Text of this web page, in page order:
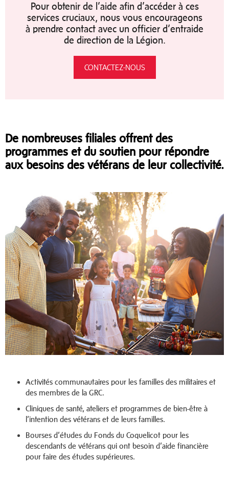
Pour obtenir de l’aide afin d’accéder à ces
services cruciaux, nous vous encourageons
à prendre contact avec un officier d’entraide
de direction de la Légion.
CONTACTEZ-NOUS
De nombreuses filiales offrent des
programmes et du soutien pour répondre
aux besoins des vétérans de leur collectivité.
Activités communautaires pour les familles des militaires et
des membres de la GRC.
Cliniques de santé, ateliers et programmes de bien-être à
l’intention des vétérans et de leurs familles.
Bourses d’études du Fonds du Coquelicot pour les
descendants de vétérans qui ont besoin d’aide financière
pour faire des études supérieures.